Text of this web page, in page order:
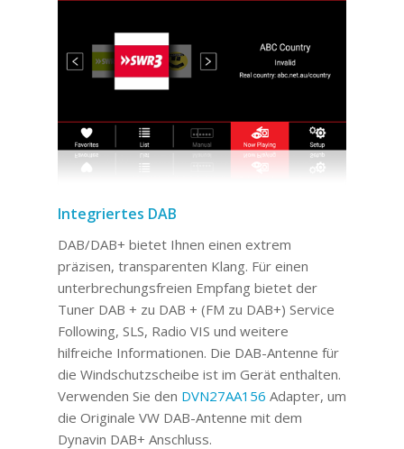
Integriertes DAB
DAB/DAB+ bietet Ihnen einen extrem
präzisen, transparenten Klang. Für einen
unterbrechungsfreien Empfang bietet der
Tuner DAB + zu DAB + (FM zu DAB+) Service
Following, SLS, Radio VIS und weitere
hilfreiche Informationen. Die DAB-Antenne für
die Windschutzscheibe ist im Gerät enthalten.
Verwenden Sie den DVN27AA156 Adapter, um
die Originale VW DAB-Antenne mit dem
Dynavin DAB+ Anschluss.